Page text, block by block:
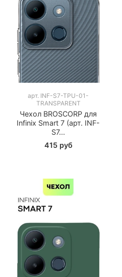
арт. INF-S7-TPU-01-
TRANSPARENT
Чехол BROSCORP для
Infinix Smart 7 (арт. INF-
S7...
415 руб